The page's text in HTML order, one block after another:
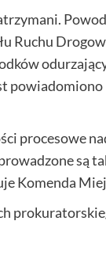
Ruchu
procesowe
są
Komenda